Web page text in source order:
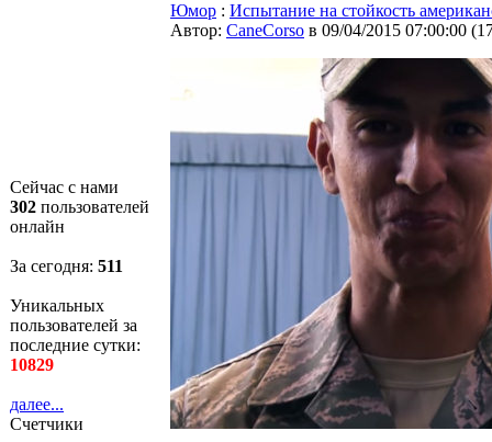
Сейчас с нами
302 пользователей
онлайн
За сегодня: 511
Уникальных
пользователей за
последние сутки:
10829
далее...
Счетчики
Юмор : Испытание на стойкость
Автор: CaneCorso в 09/04/2015 07:00:00 (